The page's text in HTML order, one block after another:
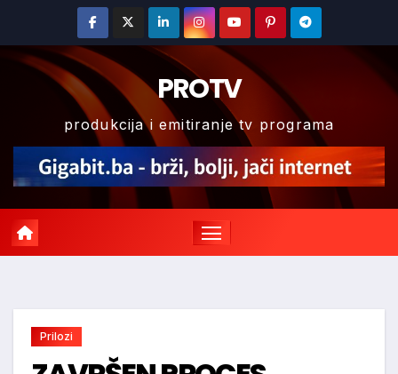
content
PROTV
produkcija i emitiranje tv programa
Prilozi